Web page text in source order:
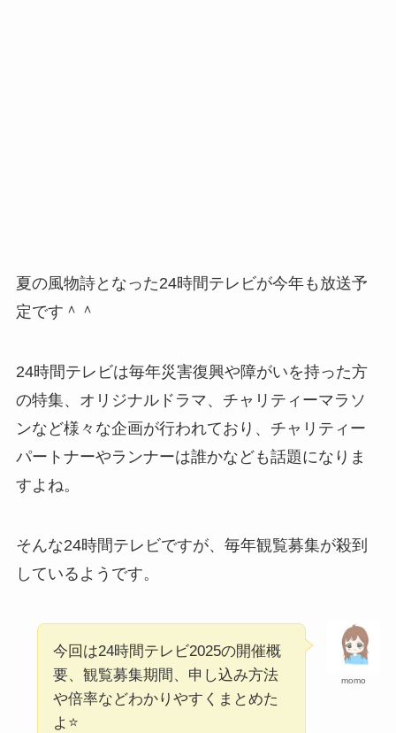
夏の風物詩となった24時間テレビが今年も放送予
定です＾＾
24時間テレビは毎年災害復興や障がいを持った方
の特集、オリジナルドラマ、チャリティーマラソ
ンなど様々な企画が行われており、チャリティー
パートナーやランナーは誰かなども話題になりま
すよね。
そんな24時間テレビですが、毎年観覧募集が殺到
しているようです。
momo
今回は24時間テレビ2025の開催概
要、観覧募集期間、申し込み方法
や倍率などわかりやすくまとめた
よ⭐️